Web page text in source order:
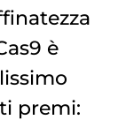
è
premi: